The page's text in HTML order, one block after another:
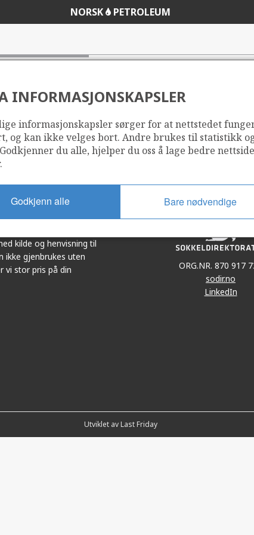
NORSK PETROLEUM
Del
i
e-
INFORMASJONSKAPSLER
informasjonskapsler sørger for at nettstedet
og kan ikke velges bort. Andre brukes til statistikk
du alle, hjelper du oss å lage bedre
Godkjenn alle Bare nødvendige
Illustrasjoner,
kilde og henvisning til
ikke gjenbrukes uten
vi stor pris på din
ORG.NR. 870 917
sodir.no
LinkedIn
Utviklet av Last Friday